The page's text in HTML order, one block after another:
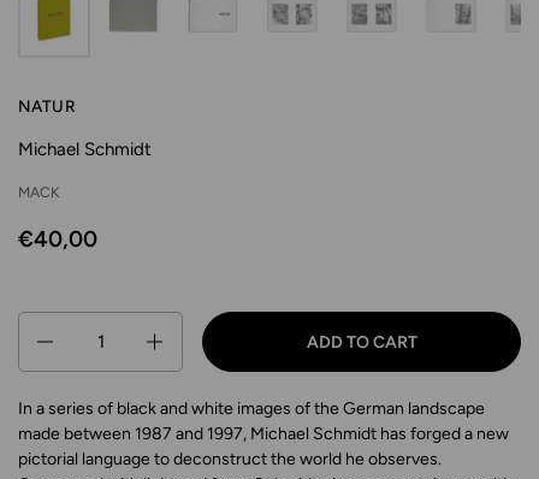
NATUR
Michael Schmidt
MACK
€40,00
ADD TO CART
In a series of black and white images of the German landscape
made between 1987 and 1997, Michael Schmidt has forged a new
pictorial language to deconstruct the world he observes.